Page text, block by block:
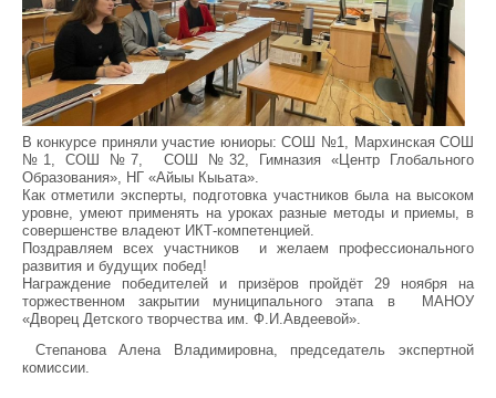
В конкурсе приняли участие юниоры: СОШ №1, Мархинская СОШ
№1, СОШ №7, СОШ №32, Гимназия «Центр Глобального
Образования», НГ «Айыы Кыьата».
Как отметили эксперты, подготовка участников была на высоком
уровне, умеют применять на уроках разные методы и приемы, в
совершенстве владеют ИКТ-компетенцией.
Поздравляем всех участников и желаем профессионального
развития и будущих побед!
Награждение победителей и призёров пройдёт 29 ноября на
торжественном закрытии муниципального этапа в МАНОУ
«Дворец Детского творчества им. Ф.И.Авдеевой».
Степанова Алена Владимировна, председатель экспертной
комиссии.